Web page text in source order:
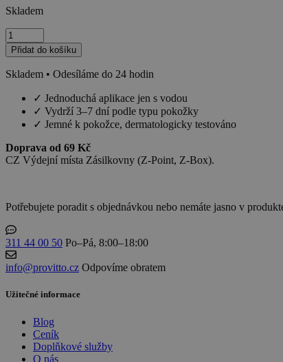
Skladem
Minimal
Soul
množství
Přidat do košíku
Skladem • Odesíláme do 24 hodin
✓ Jednoduchá aplikace jen s vodou
✓ Vydrží 3–7 dní podle typu pokožky
✓ Jemné k pokožce, dermatologicky testováno
Doprava od 69 Kč
CZ Výdejní místa Zásilkovny (Z-Point, Z-Box).
Potřebujete poradit s objednávkou nebo nemáte jasno v
311 44 00 50 Po–Pá, 8:00–18:00
info@provitto.cz Odpovíme obratem
Užitečné informace
Blog
Ceník
Doplňkové služby
O nás